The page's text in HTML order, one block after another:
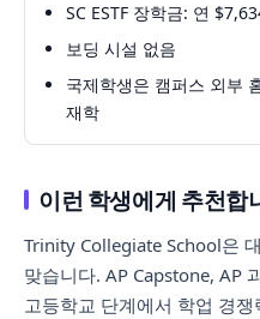
SC ESTF 장학금: 연
보딩 시설 없음
국제학생은 캠퍼스 외부
재학
이런 학생에게 추천합
Trinity Collegiate School은
맞습니다. AP Capstone, AP
고등학교 단계에서 학업 경